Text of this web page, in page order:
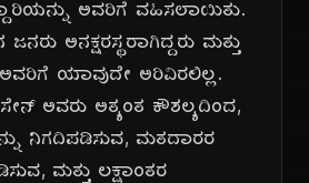
ಅವರಿಗೆ ವಹಿಸಲಾಯಿತು.
ಅನಕ್ಷರಸ್ಥರಾಗಿದ್ದರು ಮತ್ತು
ಯಾವುದೇ ಅರಿವಿರಲಿಲ್ಲ.
ಅವರು ಅತ್ಯಂತ ಕೌಶಲ್ಯದಿಂದ,
ನಿಗದಿಪಡಿಸುವ, ಮತದಾರರ
ಮತ್ತು ಲಕ್ಷಾಂತರ